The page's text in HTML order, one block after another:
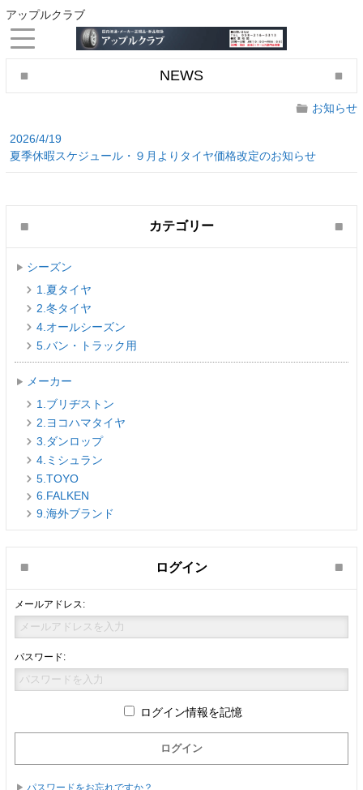
アップルクラブ
NEWS
お知らせ
2026/4/19
夏季休暇スケジュール・９月よりタイヤ価格改定のお知らせ
カテゴリー
シーズン
1.夏タイヤ
2.冬タイヤ
4.オールシーズン
5.バン・トラック用
メーカー
1.ブリヂストン
2.ヨコハマタイヤ
3.ダンロップ
4.ミシュラン
5.TOYO
6.FALKEN
9.海外ブランド
ログイン
メールアドレス:
パスワード:
ログイン情報を記憶
パスワードをお忘れですか？